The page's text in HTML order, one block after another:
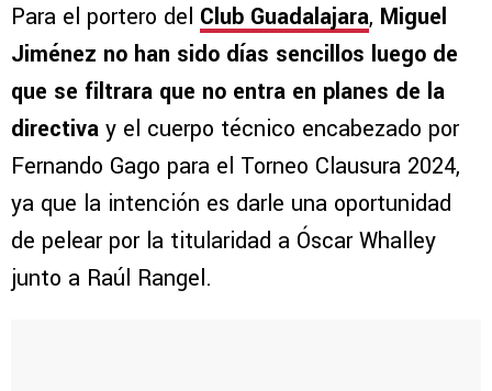
Para el portero del Club Guadalajara, Miguel
Jiménez no han sido días sencillos luego de
que se filtrara que no entra en planes de la
directiva y el cuerpo técnico encabezado por
Fernando Gago para el Torneo Clausura 2024,
ya que la intención es darle una oportunidad
de pelear por la titularidad a Óscar Whalley
junto a Raúl Rangel.